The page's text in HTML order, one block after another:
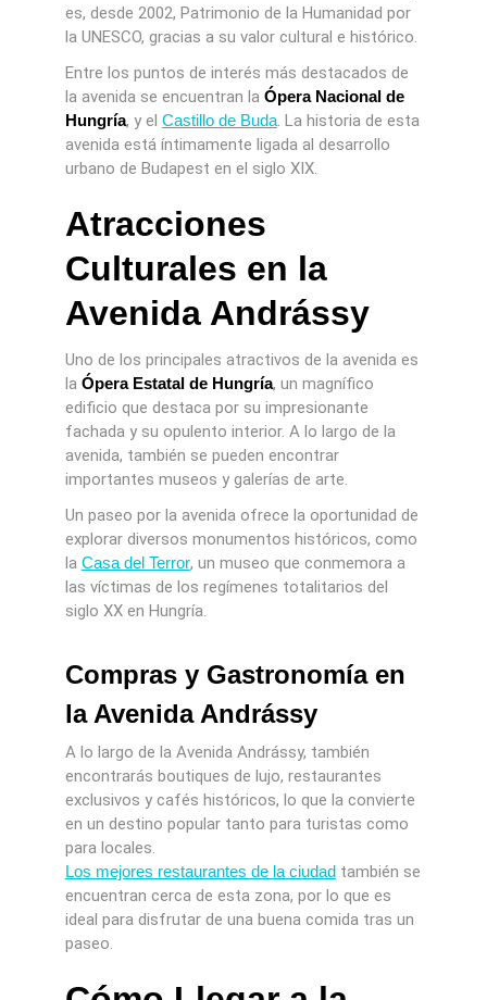
es, desde 2002, Patrimonio de la Humanidad por
la UNESCO, gracias a su valor cultural e histórico.
Entre los puntos de interés más destacados de
la avenida se encuentran la Ópera Nacional de
Hungría, y el Castillo de Buda. La historia de esta
avenida está íntimamente ligada al desarrollo
urbano de Budapest en el siglo XIX.
Atracciones
Culturales en la
Avenida Andrássy
Uno de los principales atractivos de la avenida es
la Ópera Estatal de Hungría, un magnífico
edificio que destaca por su impresionante
fachada y su opulento interior. A lo largo de la
avenida, también se pueden encontrar
importantes museos y galerías de arte.
Un paseo por la avenida ofrece la oportunidad de
explorar diversos monumentos históricos, como
la Casa del Terror, un museo que conmemora a
las víctimas de los regímenes totalitarios del
siglo XX en Hungría.
Compras y Gastronomía en
la Avenida Andrássy
A lo largo de la Avenida Andrássy, también
encontrarás boutiques de lujo, restaurantes
exclusivos y cafés históricos, lo que la convierte
en un destino popular tanto para turistas como
para locales.
Los mejores restaurantes de la ciudadtambién se
encuentran cerca de esta zona, por lo que es
ideal para disfrutar de una buena comida tras un
paseo.